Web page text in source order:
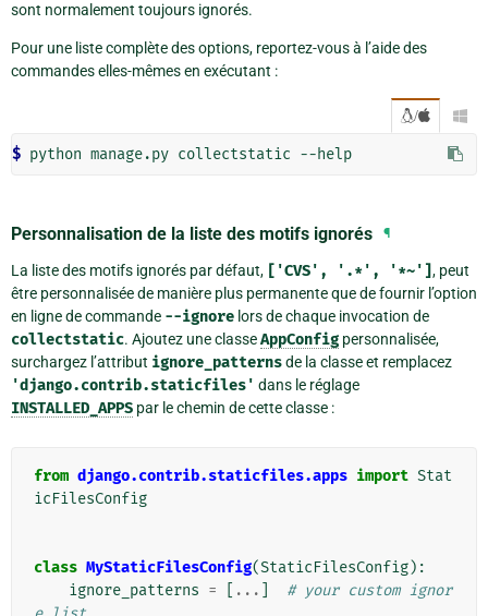
sont normalement toujours ignorés.
Pour une liste complète des options, reportez-vous à l’aide des
commandes elles-mêmes en exécutant :
/ 
$ python manage.py collectstatic
Personnalisation de la liste des motifs ignorés ¶
La liste des motifs ignorés par défaut, ['CVS', '.*', '*~'], peut
être personnalisée de manière plus permanente que de fournir l’option
en ligne de commande --ignore lors de chaque invocation de
collectstatic. Ajoutez une classeAppConfig personnalisée,
surchargez l’attribut ignore_patternsde la classe et remplacez
'django.contrib.staticfiles' dans le réglage
INSTALLED_APPS par le chemin de cette classe :
from django.contrib.staticfiles.apps import Stat
icFilesConfig
class MyStaticFilesConfig(StaticFilesConfig):
ignore_patterns = ...
# your custom ignor